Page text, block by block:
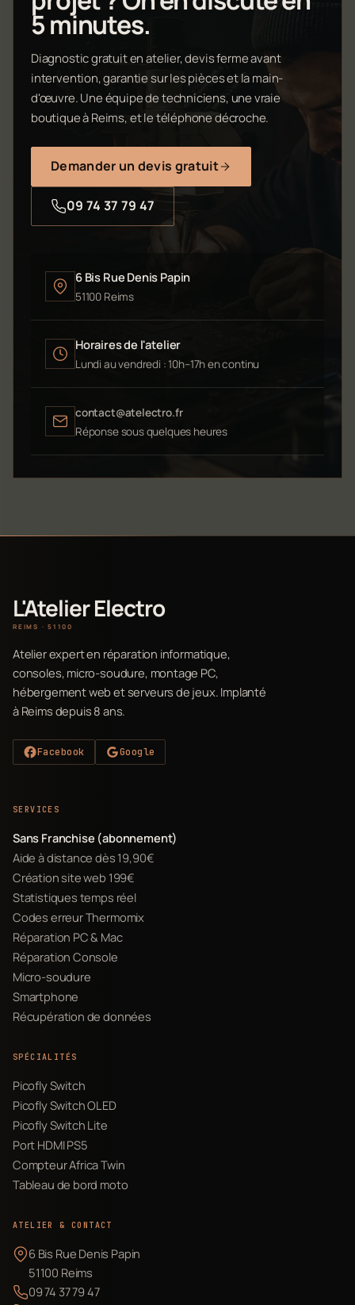
5 minutes.
Diagnostic gratuit en atelier, devis ferme avant
intervention, garantie sur les pièces et la main-
d'œuvre. Une équipe de techniciens, une vraie
boutique à Reims, et le téléphone décroche.
Demander un devis gratuit
09 74 37 79 47
6 Bis Rue Denis Papin
51100 Reims
Horaires de l'atelier
Lundi au vendredi : 10h–17h en continu
contact@atelectro.fr
Réponse sous quelques heures
L'Atelier Electro
REIMS · 51100
Atelier expert en réparation informatique,
consoles, micro-soudure, montage PC,
hébergement web et serveurs de jeux. Implanté
à Reims depuis 8 ans.
Facebook Google
SERVICES
Sans Franchise (abonnement)
Aide à distance dès 19,90€
Création site web 199€
Statistiques temps réel
Codes erreur Thermomix
Réparation PC & Mac
Réparation Console
Micro-soudure
Smartphone
Récupération de données
SPÉCIALITÉS
Picofly Switch
Picofly Switch OLED
Picofly Switch Lite
Port HDMI PS5
Compteur Africa Twin
Tableau de bord moto
ATELIER & CONTACT
6 Bis Rue Denis Papin
51100 Reims
09 74 37 79 47